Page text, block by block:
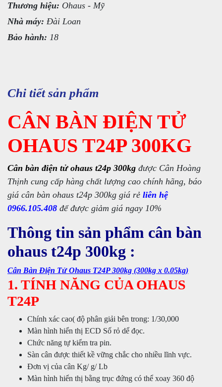
Thương hiệu: Ohaus - Mỹ
Nhà máy: Đài Loan
Bảo hành: 18
Chi tiết sản phẩm
CÂN BÀN ĐIỆN TỬ
OHAUS T24P 300KG
Cân bàn điện tử ohaus t24p 300kg được Cân Hoàng
Thịnh cung cấp hàng chất lượng cao chính hãng, báo
giá cân bàn ohaus t24p 300kg giá rẻ liên hệ
0966.105.408 để được giảm giá ngay 10%
Thông tin sản phẩm cân bàn
ohaus t24p 300kg :
Cân Bàn Điện Tử Ohaus T24P 300kg (300kg x 0.05kg)
1. TÍNH NĂNG CỦA OHAUS
T24P
Chính xác cao( độ phân giải bên trong: 1/30,000
Màn hình hiển thị ECD Số rỏ dể đọc.
Chức năng tự kiểm tra pin.
Sàn cân được thiết kề vững chắc cho nhiều lĩnh vực.
Đơn vị của cân Kg/ g/ Lb
Màn hình hiển thị bằng trục đứng có thể xoay 360 độ